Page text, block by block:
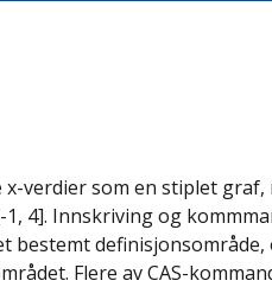
verdier som en stiplet
4]. Innskriving og
bestemt
Flere av CAS-